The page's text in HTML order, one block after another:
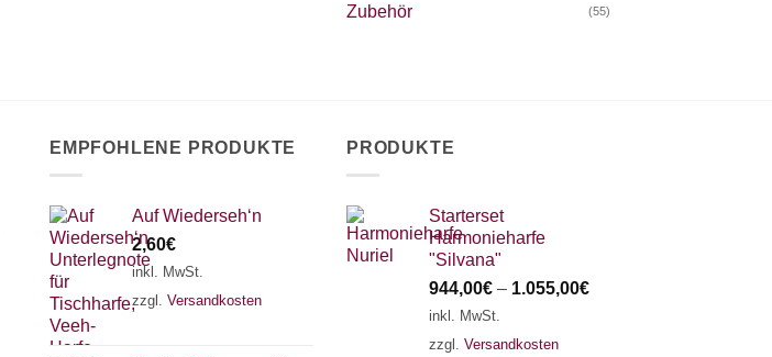
Zubehör (55)
EMPFOHLENE PRODUKTE
Auf Wiederseh‘n
2,60€
inkl. MwSt.
zzgl. Versandkosten
PRODUKTE
Starterset
Harmonieharfe
"Silvana"
944,00€ – 1.055,00€
inkl. MwSt.
zzgl. Versandkosten